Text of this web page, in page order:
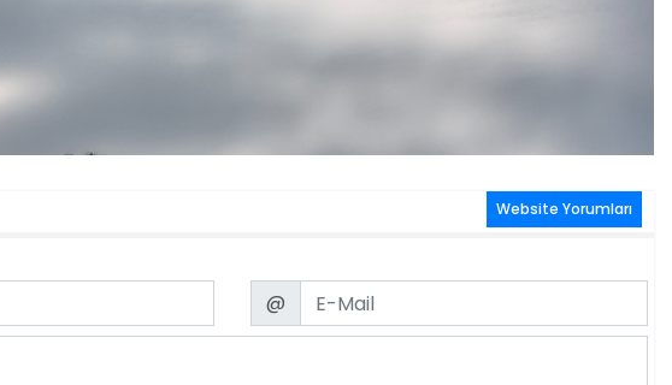
Website Yorumları
Email
@